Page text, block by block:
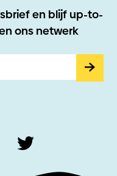
en blijf up-to-
ons netwerk